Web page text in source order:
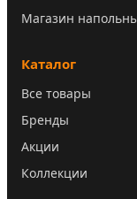
Магазин
Каталог
Все товары
Бренды
Акции
Коллекции